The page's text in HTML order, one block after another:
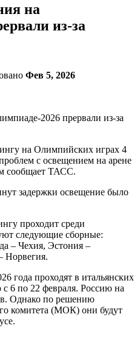
на
из-за
Фев 5, 2026
на Олимпийских играх 4
с освещением на арене
сообщает ТАСС.
задержки освещение было
проходит среди
следующие сборные:
– Чехия, Эстония –
Норвегия.
года проходят в итальянских
6 по 22 февраля. Россию на
Однако по решению
комитета (МОК) они будут